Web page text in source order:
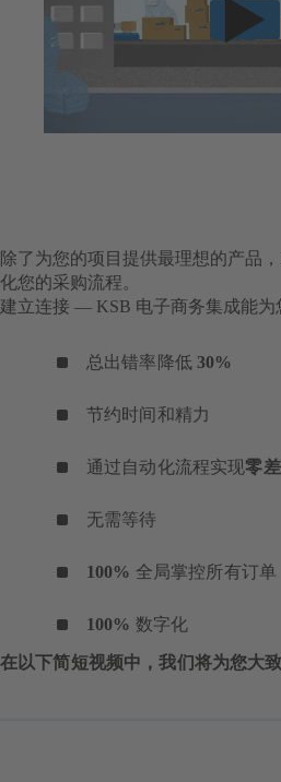
除了为您的项目提供最理想的产品
化您的采购流程。
建立连接 — KSB 电子商务集成能为
总出错率降低 30%
节约时间和精力
通过自动化流程实现零差
无需等待
100% 全局掌控所有订单
100% 数字化
在以下简短视频中，我们将为您大